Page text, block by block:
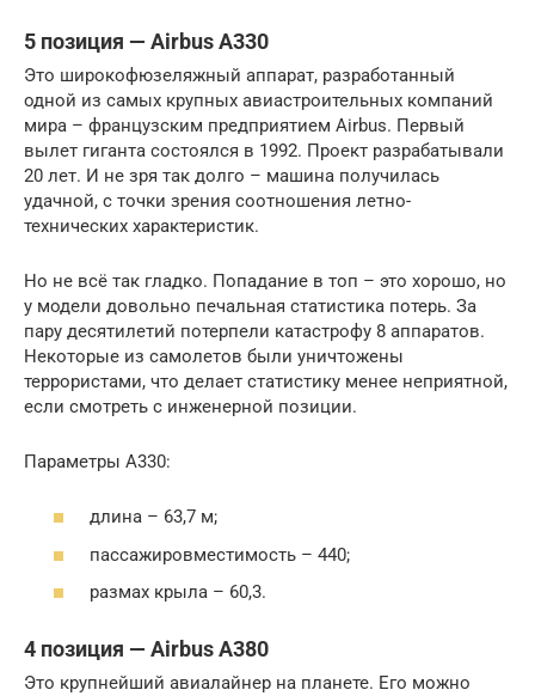
5 позиция — Airbus A330
Это широкофюзеляжный аппарат, разработанный
одной из самых крупных авиастроительных компаний
мира – французским предприятием Airbus. Первый
вылет гиганта состоялся в 1992. Проект разрабатывали
20 лет. И не зря так долго – машина получилась
удачной, с точки зрения соотношения летно-
технических характеристик.
Но не всё так гладко. Попадание в топ – это хорошо, но
у модели довольно печальная статистика потерь. За
пару десятилетий потерпели катастрофу 8 аппаратов.
Некоторые из самолетов были уничтожены
террористами, что делает статистику менее неприятной,
если смотреть с инженерной позиции.
Параметры А330:
длина – 63,7 м;
пассажировместимость – 440;
размах крыла – 60,3.
4 позиция — Airbus А380
Это крупнейший авиалайнер на планете. Его можно